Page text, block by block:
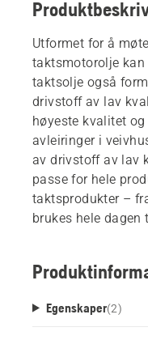
Utformet for å
taktsmotorolje kan
taktsolje også
drivstoff av lav
høyeste kvalitet
avleiringer i
av drivstoff av lav
passe for hele
taktsprodukter –
brukes hele
Egenskaper(2)